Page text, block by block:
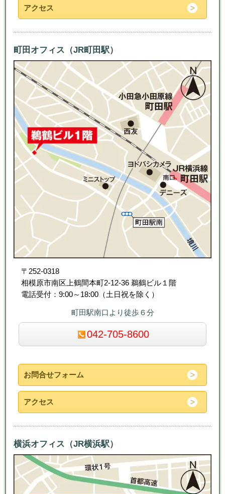
アクセス
町田オフィス（JR町田駅）
〒252-0318
相模原市南区上鶴間本町2-12-36 鵜鶴ビル１階
電話受付：9:00～18:00（土日祝を除く）
町田駅南口より徒歩６分
042-705-8600
お問合せフォーム
アクセス
横浜オフィス（JR横浜駅）